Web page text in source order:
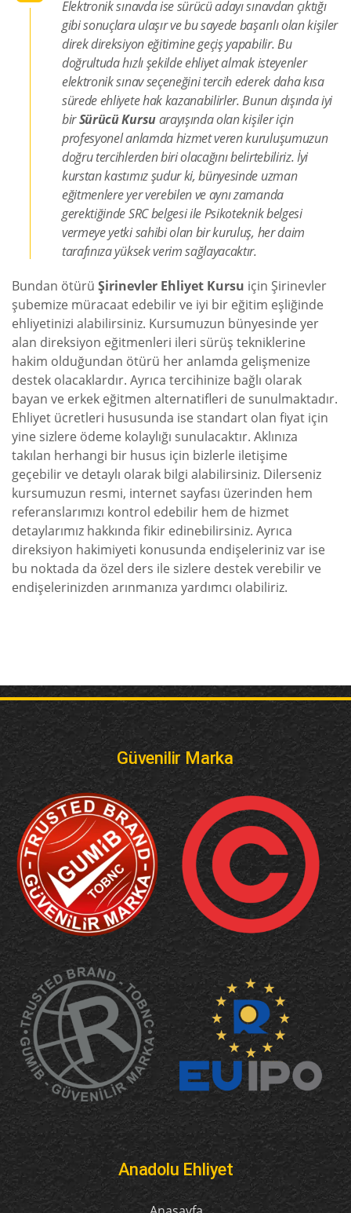
Elektronik sınavda ise sürücü adayı sınavdan çıktığı
gibi sonuçlara ulaşır ve bu sayede başarılı olan kişiler
direk direksiyon eğitimine geçiş yapabilir. Bu
doğrultuda hızlı şekilde ehliyet almak isteyenler
elektronik sınav seçeneğini tercih ederek daha kısa
sürede ehliyete hak kazanabilirler. Bunun dışında iyi
birSürücü Kursuarayışında olan kişiler için
profesyonel anlamda hizmet veren kuruluşumuzun
doğru tercihlerden biri olacağını belirtebiliriz. İyi
kurstan kastımız şudur ki, bünyesinde uzman
eğitmenlere yer verebilen ve aynı zamanda
gerektiğinde SRC belgesi ile Psikoteknik belgesi
vermeye yetki sahibi olan bir kuruluş, her daim
tarafınıza yüksek verim sağlayacaktır.
Bundan ötürü Şirinevler Ehliyet Kursu için Şirinevler
şubemize müracaat edebilir ve iyi bir eğitim eşliğinde
ehliyetinizi alabilirsiniz. Kursumuzun bünyesinde yer
alan direksiyon eğitmenleri ileri sürüş tekniklerine
hakim olduğundan ötürü her anlamda gelişmenize
destek olacaklardır. Ayrıca tercihinize bağlı olarak
bayan ve erkek eğitmen alternatifleri de sunulmaktadır.
Ehliyet ücretleri hususunda ise standart olan fiyat için
yine sizlere ödeme kolaylığı sunulacaktır. Aklınıza
takılan herhangi bir husus için bizlerle iletişime
geçebilir ve detaylı olarak bilgi alabilirsiniz. Dilerseniz
kursumuzun resmi, internet sayfası üzerinden hem
referanslarımızı kontrol edebilir hem de hizmet
detaylarımız hakkında fikir edinebilirsiniz. Ayrıca
direksiyon hakimiyeti konusunda endişeleriniz var ise
bu noktada da özel ders ile sizlere destek verebilir ve
endişelerinizden arınmanıza yardımcı olabiliriz.
Güvenilir Marka
Anadolu Ehliyet